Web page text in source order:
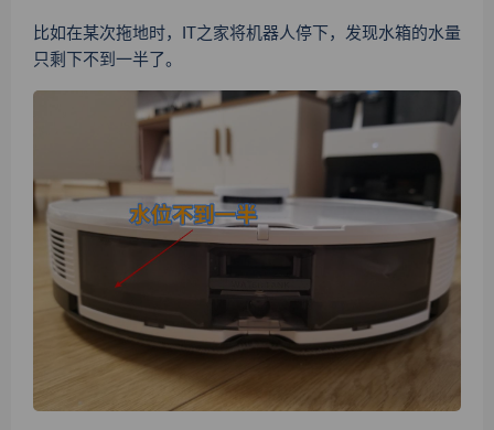
比如在某次拖地时，IT之家将机器人停下，发现水箱的水量
只剩下不到一半了。